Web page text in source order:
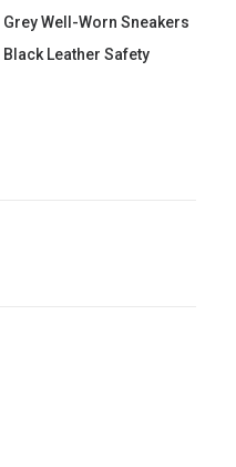
Grey Well-Worn Sneakers
Black Leather Safety